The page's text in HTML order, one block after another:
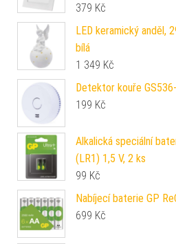
379 Kč
LED keramický anděl,
bílá
1 349 Kč
Detektor kouře
199 Kč
Alkalická speciální
(LR1) 1,5 V, 2 ks
99 Kč
Nabíjecí baterie GP
699 Kč